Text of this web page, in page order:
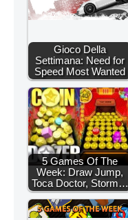
Gioco Della
Settimana: Need for
Speed Most Wanted
5 Games Of The
Week: Draw Jump,
Toca Doctor, Storm…